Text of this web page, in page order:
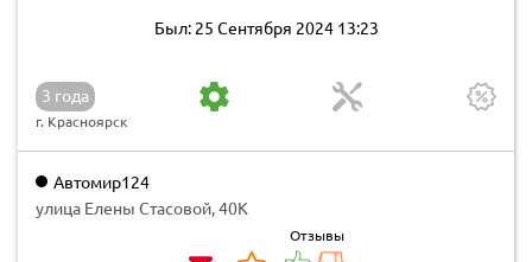
Был: 25 Сентября 2024 13:23
3 года
г. Красноярск
Автомир124
улица Елены Стасовой, 40К
Отзывы